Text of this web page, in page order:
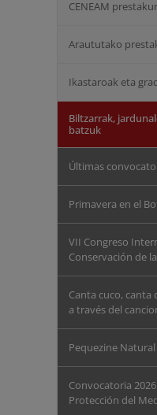
CENEAM
Araututako
Ikastaroak eta
Biltzarrak,
batzuk
Últimas
Primavera en el
VII Congreso
Conservación de
Canta cuco, canta
a través del
Pequezine Natural
Convocatoria 2026
Protección del